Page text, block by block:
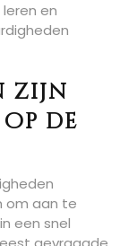
en
zijn
de
om aan te
een snel